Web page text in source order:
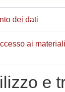
dei dati
ai
e